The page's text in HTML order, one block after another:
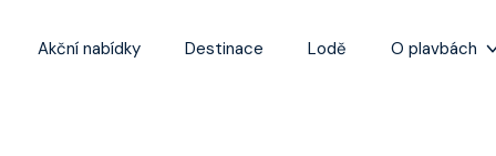
Akční nabídky Destinace Lodě O plavbách